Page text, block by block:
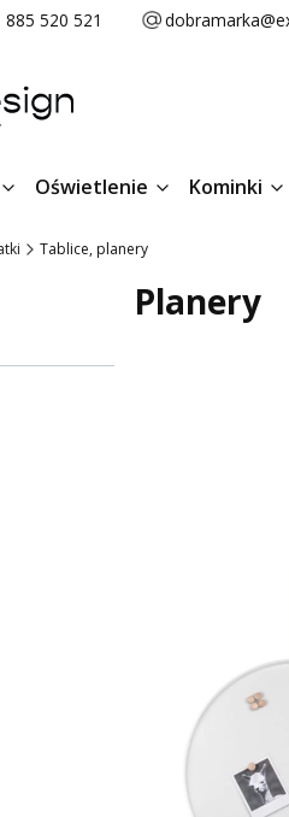
885 520 521
Oświetlenie Kominki
Tablice, planery
Planery